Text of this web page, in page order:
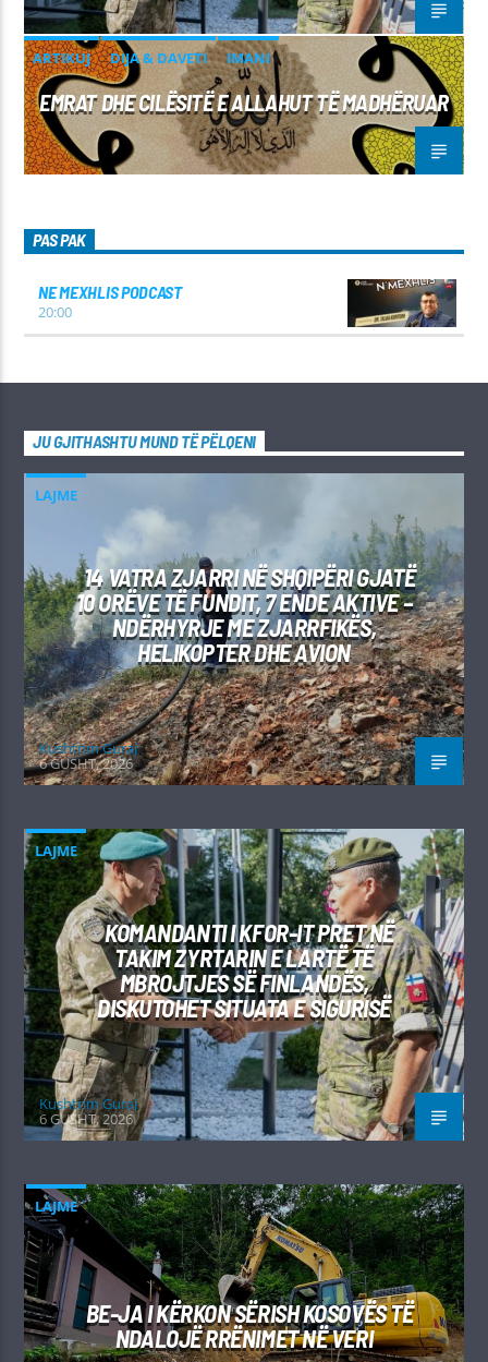
ARTIKUJ DIJA & DAVETI IMANI
EMRAT DHE CILËSITË E ALLAHUT TË MADHËRUAR
PAS PAK
NE MEXHLIS PODCAST
20:00
JU GJITHASHTU MUND TË PËLQENI
LAJME
14 VATRA ZJARRI NË SHQIPËRI GJATË
10 ORËVE TË FUNDIT, 7 ENDE AKTIVE –
NDËRHYRJE ME ZJARRFIKËS,
HELIKOPTER DHE AVION
Kushtrim Guraj
6 GUSHT, 2026
LAJME
KOMANDANTI I KFOR-IT PRET NË
TAKIM ZYRTARIN E LARTË TË
MBROJTJES SË FINLANDËS,
DISKUTOHET SITUATA E SIGURISË
Kushtrim Guraj
6 GUSHT, 2026
LAJME
BE-JA I KËRKON SËRISH KOSOVËS TË
NDALOJË RRËNIMET NË VERI